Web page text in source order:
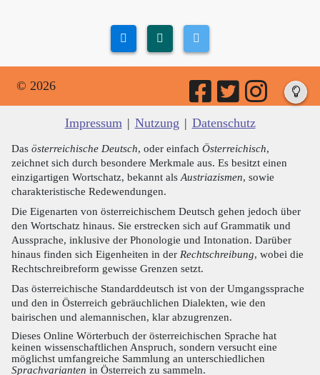
© 2026
Impressum | Nutzung | Datenschutz
Das österreichische Deutsch, oder einfach Österreichisch,
zeichnet sich durch besondere Merkmale aus. Es besitzt einen
einzigartigen Wortschatz, bekannt als Austriazismen, sowie
charakteristische Redewendungen.
Die Eigenarten von österreichischem Deutsch gehen jedoch über
den Wortschatz hinaus. Sie erstrecken sich auf Grammatik und
Aussprache, inklusive der Phonologie und Intonation. Darüber
hinaus finden sich Eigenheiten in der Rechtschreibung, wobei die
Rechtschreibreform gewisse Grenzen setzt.
Das österreichische Standarddeutsch ist von der Umgangssprache
und den in Österreich gebräuchlichen Dialekten, wie den
bairischen und alemannischen, klar abzugrenzen.
Dieses Online Wörterbuch der österreichischen Sprache hat
keinen wissenschaftlichen Anspruch, sondern versucht eine
möglichst umfangreiche Sammlung an unterschiedlichen
Sprachvarianten in Österreich zu sammeln.